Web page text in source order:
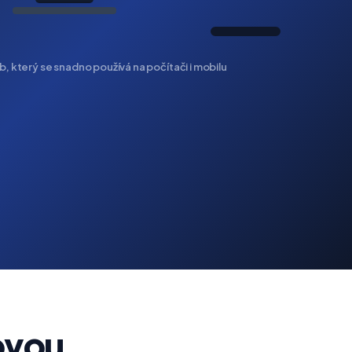
který se snadno používá na počítači i mobilu